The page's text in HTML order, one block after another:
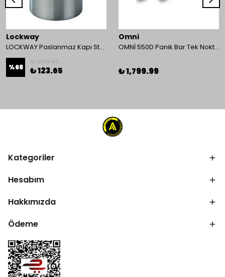
Lockway
LOCKWAY Paslanmaz Kapı Stoperi
%68 ₺ 123.65
Omni
OMNİ 550D Panik Bar Tek Nokta Yüzey Tip
₺ 1,799.99
Kategoriler
Hesabım
Hakkımızda
Ödeme